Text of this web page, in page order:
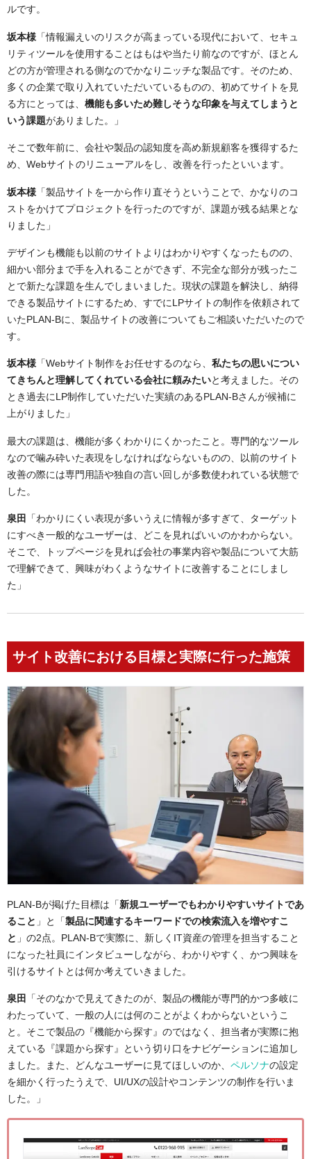
ルです。
坂本様 「情報漏えいのリスクが高まっている現代において、セキュ
リティツールを使用することはもはや当たり前なのですが、ほとん
どの方が管理される側なのでかなりニッチな製品です。そのため、
多くの企業で取り入れていただいているものの、初めてサイトを見
る方にとっては、 機能も多いため難しそうな印象を与えてしまうと
いう課題がありました。」
そこで数年前に、会社や製品の認知度を高め新規顧客を獲得するた
め、Webサイトのリニューアルをし、改善を行ったといいます。
坂本様 「製品サイトを一から作り直そうということで、かなりのコ
ストをかけてプロジェクトを行ったのですが、課題が残る結果とな
りました」
デザインも機能も以前のサイトよりはわかりやすくなったものの、
細かい部分まで手を入れることができず、不完全な部分が残ったこ
とで新たな課題を生んでしまいました。現状の課題を解決し、納得
できる製品サイトにするため、すでにLPサイトの制作を依頼されて
いたPLAN-Bに、製品サイトの改善についてもご相談いただいたので
す。
坂本様 「Webサイト制作をお任せするのなら、 私たちの思いについ
てきちんと理解してくれている会社に頼みたいと考えました。その
とき過去にLP制作していただいた実績のあるPLAN-Bさんが候補に
上がりました」
最大の課題は、機能が多くわかりにくかったこと。専門的なツール
なので噛み砕いた表現をしなければならないものの、以前のサイト
改善の際には専門用語や独自の言い回しが多数使われている状態で
した。
泉田
「わかりにくい表現が多いうえに情報が多すぎて、ターゲット
にすべき一般的なユーザーは、どこを見ればいいのかわからない。
そこで、トップページを見れば会社の事業内容や製品について大筋
で理解できて、興味がわくようなサイトに改善することにしまし
た」
サイト改善における目標と実際に行った施策
PLAN-Bが掲げた目標は「新規ユーザーでもわかりやすいサイトであ
ること 」と「製品に関連するキーワードでの検索流入を増やすこ
と 」の2点。PLAN-Bで実際に、新しくIT資産の管理を担当すること
になった社員にインタビューしながら、わかりやすく、かつ興味を
引けるサイトとは何か考えていきました。
泉田
「そのなかで見えてきたのが、製品の機能が専門的かつ多岐に
わたっていて、一般の人には何のことがよくわからないというこ
と。そこで製品の『機能から探す』のではなく、担当者が実際に抱
えている『課題から探す』という切り口をナビゲーションに追加し
ました。また、どんなユーザーに見てほしいのか、 ペルソナの設定
を細かく行ったうえで、UI/UXの設計やコンテンツの制作を行いま
した。」